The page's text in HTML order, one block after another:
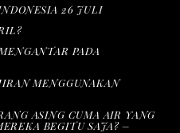
26 JULI
PADA
MENGGUNAKAN
ASING CUMA AIR YANG
BEGITU SAJA? –